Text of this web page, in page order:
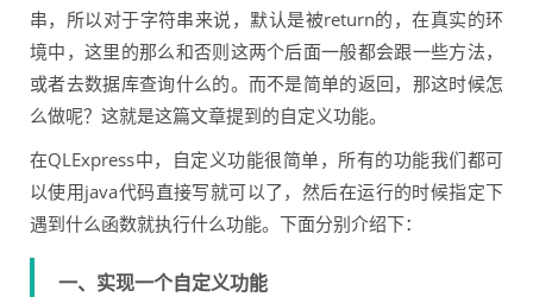
串，所以对于字符串来说，默认是被return的，在真实的环
境中，这里的那么和否则这两个后面一般都会跟一些方法，
或者去数据库查询什么的。而不是简单的返回，那这时候怎
么做呢？这就是这篇文章提到的自定义功能。
在QLExpress中，自定义功能很简单，所有的功能我们都可
以使用java代码直接写就可以了，然后在运行的时候指定下
遇到什么函数就执行什么功能。下面分别介绍下：
一、实现一个自定义功能